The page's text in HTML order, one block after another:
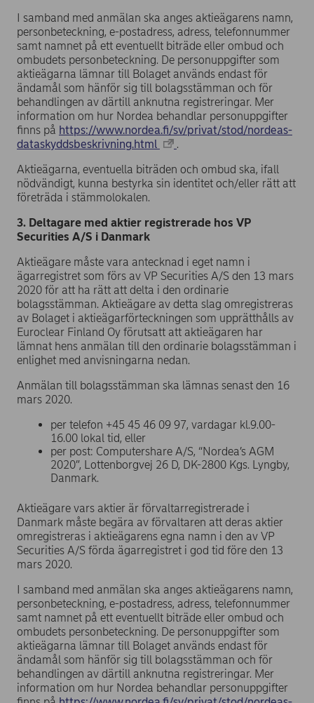
I samband med anmälan ska anges aktieägarens namn,
personbeteckning, e-postadress, adress, telefonnummer
samt namnet på ett eventuellt biträde eller ombud och
ombudets personbeteckning. De personuppgifter som
aktieägarna lämnar till Bolaget används endast för
ändamål som hänför sig till bolagsstämman och för
behandlingen av därtill anknutna registreringar. Mer
information om hur Nordea behandlar personuppgifter
finns på https://www.nordea.fi/sv/privat/stod/nordeas-
dataskyddsbeskrivning.html
.
Aktieägarna, eventuella biträden och ombud ska, ifall
nödvändigt, kunna bestyrka sin identitet och/eller rätt att
företräda i stämmolokalen.
3. Deltagare med aktier registrerade hos VP
Securities A/S i Danmark
Aktieägare måste vara antecknad i eget namn i
ägarregistret som förs av VP Securities A/S den 13 mars
2020 för att ha rätt att delta i den ordinarie
bolagsstämman. Aktieägare av detta slag omregistreras
av Bolaget i aktieägarförteckningen som upprätthålls av
Euroclear Finland Oy förutsatt att aktieägaren har
lämnat hens anmälan till den ordinarie bolagsstämman i
enlighet med anvisningarna nedan.
Anmälan till bolagsstämman ska lämnas senast den 16
mars 2020.
per telefon +45 45 46 09 97, vardagar kl.9.00-
16.00 lokal tid, eller
per post: Computershare A/S, “Nordea’s AGM
2020”, Lottenborgvej 26 D, DK-2800 Kgs. Lyngby,
Danmark.
Aktieägare vars aktier är förvaltarregistrerade i
Danmark måste begära av förvaltaren att deras aktier
omregistreras i aktieägarens egna namn i den av VP
Securities A/S förda ägarregistret i god tid före den 13
mars 2020.
I samband med anmälan ska anges aktieägarens namn,
personbeteckning, e-postadress, adress, telefonnummer
samt namnet på ett eventuellt biträde eller ombud och
ombudets personbeteckning. De personuppgifter som
aktieägarna lämnar till Bolaget används endast för
ändamål som hänför sig till bolagsstämman och för
behandlingen av därtill anknutna registreringar. Mer
information om hur Nordea behandlar personuppgifter